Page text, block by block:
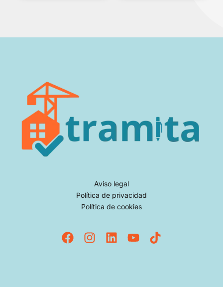
Aviso legal
Política de privacidad
Política de cookies